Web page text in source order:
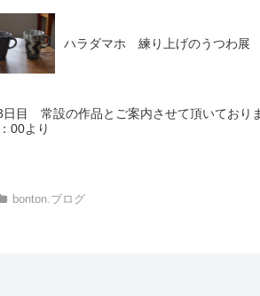
ハラダマホ 練り上げのうつわ展
日目 常設の作品とご案内させて頂いてお
00より
bonton.ブログ